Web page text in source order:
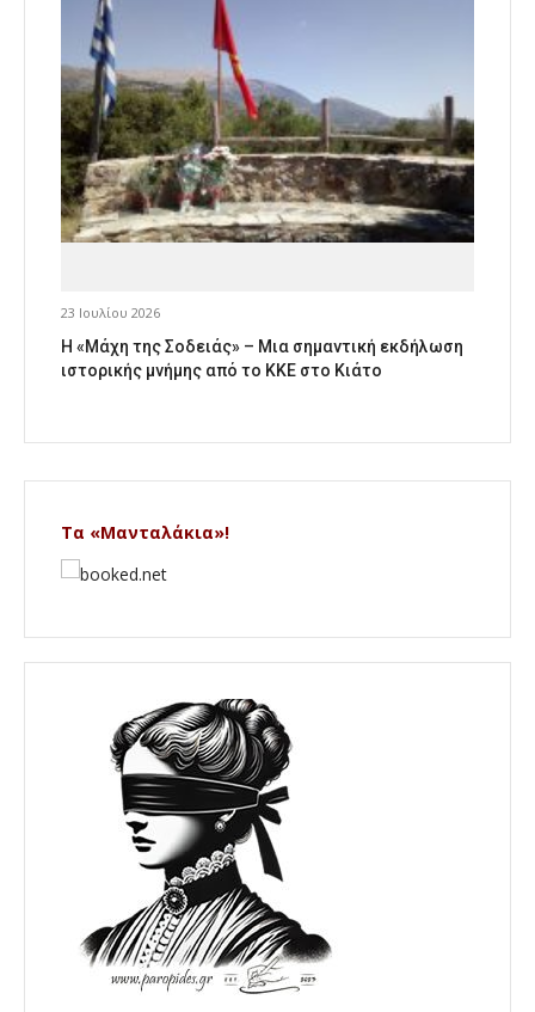
23 Ιουλίου 2026
Η «Μάχη της Σοδειάς» – Μια σημαντική εκδήλωση
ιστορικής μνήμης από το ΚΚΕ στο Κιάτο
Τα «Μανταλάκια»!